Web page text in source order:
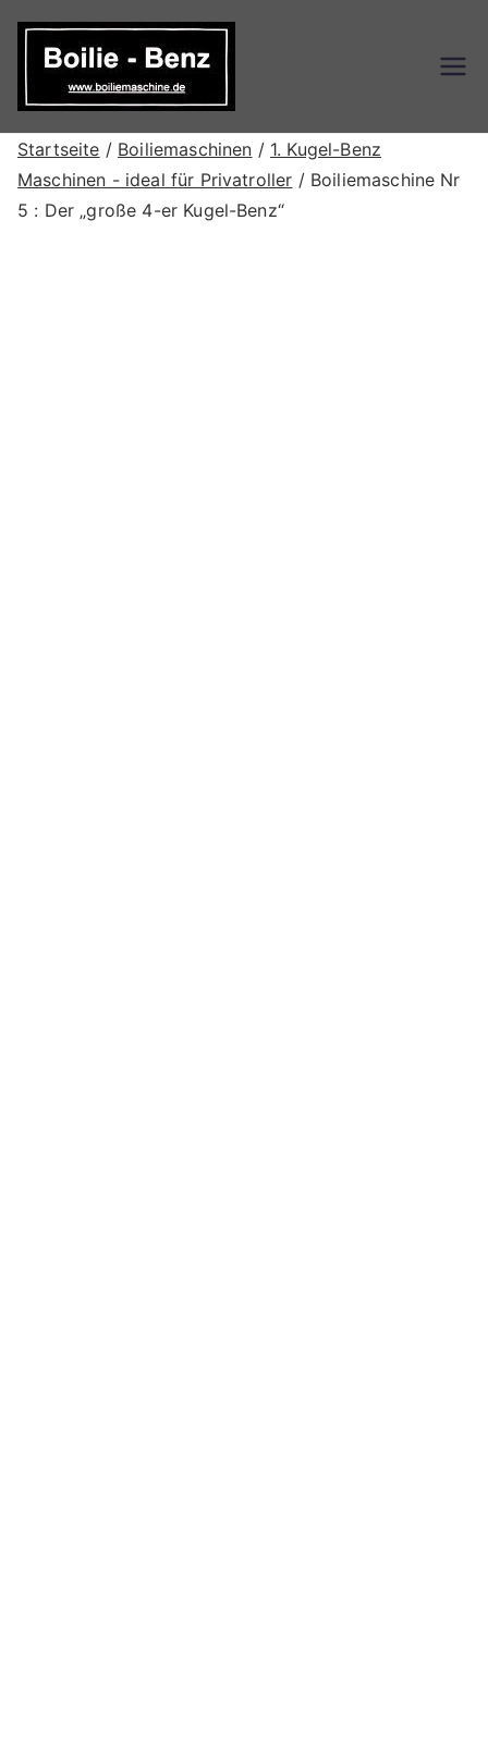
Inhalt
springen
Benz – DE
Startseite / Boiliemaschinen / 1. Kugel-Benz
Maschinen - ideal für Privatroller / Boiliemaschine Nr
5 : Der „große 4-er Kugel-Benz“